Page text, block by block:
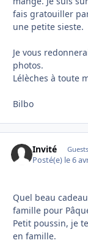
fais gratouiller
une petite sieste.
Je vous
photos.
Lélèches à toute
Bilbo
Invité Guests
Posté(e) le 6
Quel beau
famille pour
Petit poussin, je
en famille.